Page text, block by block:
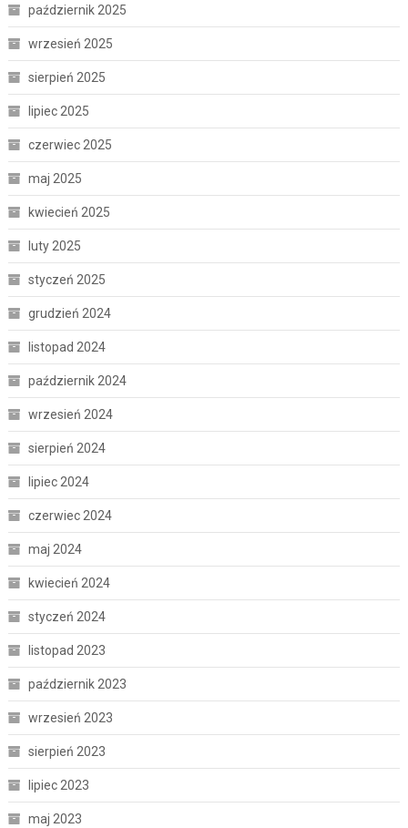
październik 2025
wrzesień 2025
sierpień 2025
lipiec 2025
czerwiec 2025
maj 2025
kwiecień 2025
luty 2025
styczeń 2025
grudzień 2024
listopad 2024
październik 2024
wrzesień 2024
sierpień 2024
lipiec 2024
czerwiec 2024
maj 2024
kwiecień 2024
styczeń 2024
listopad 2023
październik 2023
wrzesień 2023
sierpień 2023
lipiec 2023
maj 2023